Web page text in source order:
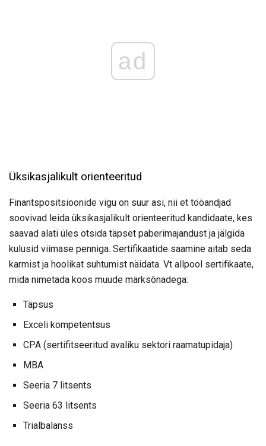
ad
Üksikasjalikult orienteeritud
Finantspositsioonide vigu on suur asi, nii et tööandjad
soovivad leida üksikasjalikult orienteeritud kandidaate, kes
saavad alati üles otsida täpset paberimajandust ja jälgida
kulusid viimase penniga. Sertifikaatide saamine aitab seda
karmist ja hoolikat suhtumist näidata. Vt allpool sertifikaate,
mida nimetada koos muude märksõnadega:
Täpsus
Exceli kompetentsus
CPA (sertifitseeritud avaliku sektori raamatupidaja)
MBA
Seeria 7 litsents
Seeria 63 litsents
Trialbalanss